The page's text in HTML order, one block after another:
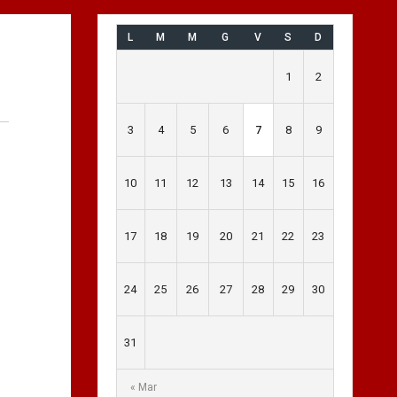
L M M G V S D
« Mar
1 2
3 4 5 6 7 8 9
10 11 12 13 14 15 16
17 18 19 20 21 22 23
24 25 26 27 28 29 30
31